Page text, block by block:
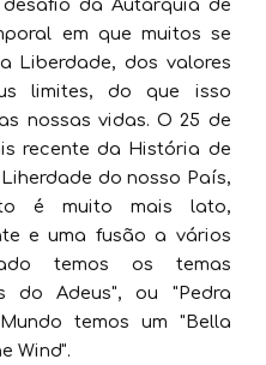
da Autarquia de
em que muitos se
Liberdade, dos valores
limites, do que isso
nossas vidas. O 25 de
recente da História de
do nosso País,
é muito mais lato,
e uma fusão a vários
temos os temas
do Adeus", ou "Pedra
temos um "Bella
Wind".